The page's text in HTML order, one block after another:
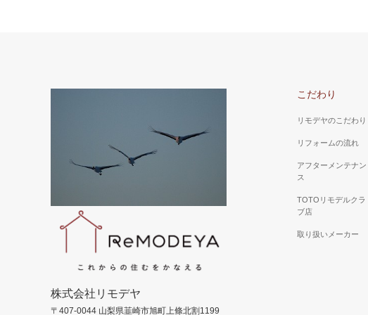
こだわり
リモデヤのこだわり
リフォームの流れ
アフターメンテナン
ス
TOTOリモデルクラ
ブ店
取り扱いメーカー
株式会社リモデヤ
〒407-0044 山梨県韮崎市旭町上條北割1199